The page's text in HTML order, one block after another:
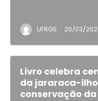
UFRGS · 20/03/
Livro celebra
da jararaca-
conservação